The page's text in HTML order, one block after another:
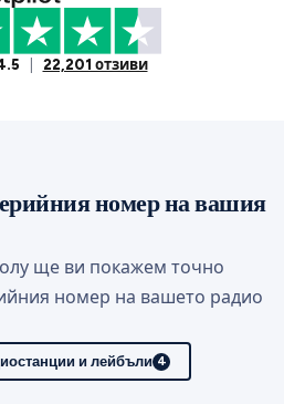
22,201 отзиви
номер на вашия
ще ви покажем точно
номер на вашето радио
и лейбъли 4